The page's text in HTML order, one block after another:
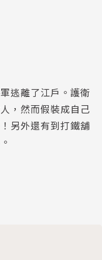
逃離了江戶。護衛
，然而假裝成自己
另外還有到打鐵舖